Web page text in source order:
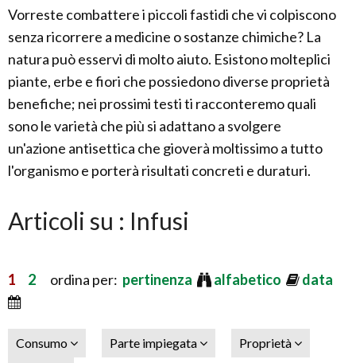
Vorreste combattere i piccoli fastidi che vi colpiscono
senza ricorrere a medicine o sostanze chimiche? La
natura può esservi di molto aiuto. Esistono molteplici
piante, erbe e fiori che possiedono diverse proprietà
benefiche; nei prossimi testi ti racconteremo quali
sono le varietà che più si adattano a svolgere
un'azione antisettica che gioverà moltissimo a tutto
l'organismo e porterà risultati concreti e duraturi.
Articoli su : Infusi
1 2 ordina per: pertinenza alfabetico data
Consumo Parte impiegata
Proprietà